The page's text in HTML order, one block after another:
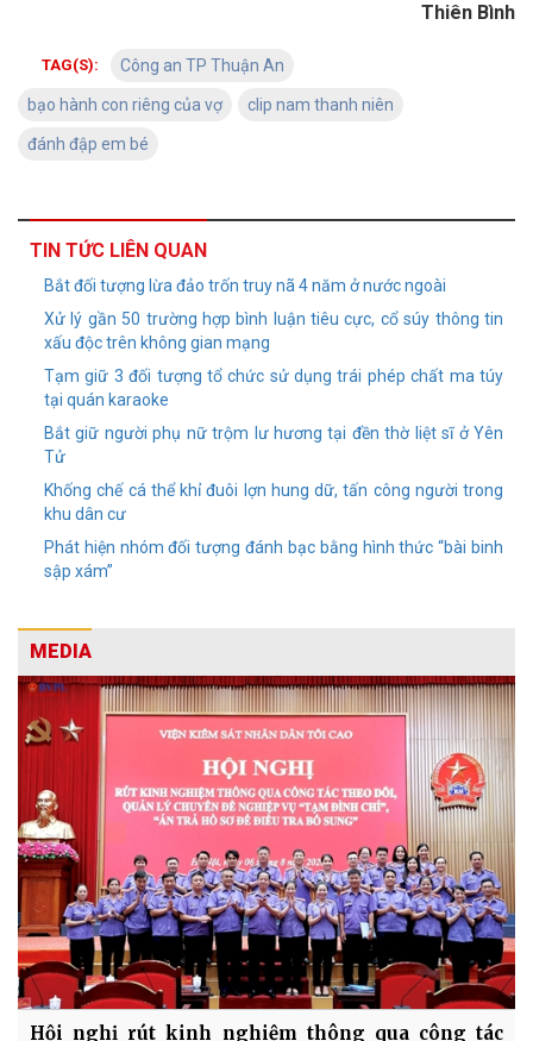
Thiên Bình
TAG(S): Công an TP Thuận An
bạo hành con riêng của vợ clip nam thanh niên
đánh đập em bé
TIN TỨC LIÊN QUAN
Bắt đối tượng lừa đảo trốn truy nã 4 năm ở nước ngoài
Xử lý gần 50 trường hợp bình luận tiêu cực, cổ súy thông tin
xấu độc trên không gian mạng
Tạm giữ 3 đối tượng tổ chức sử dụng trái phép chất ma túy
tại quán karaoke
Bắt giữ người phụ nữ trộm lư hương tại đền thờ liệt sĩ ở Yên
Tử
Khống chế cá thể khỉ đuôi lợn hung dữ, tấn công người trong
khu dân cư
Phát hiện nhóm đối tượng đánh bạc bằng hình thức “bài binh
sập xám”
MEDIA
Hội nghị rút kinh nghiệm thông qua công tác